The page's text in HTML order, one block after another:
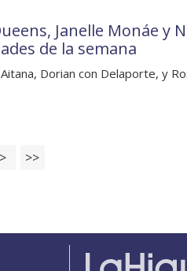
Janelle Monáe y
de la semana
Dorian con Delaporte, y
> >>